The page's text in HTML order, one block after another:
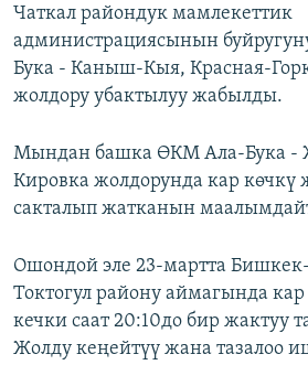
Чаткал райондук мамлекеттик
администрациясынын
Бука - Каныш-Кыя, Красная-
жолдору убактылуу жабылды.
Мындан башка ӨКМ Ала-Бука -
Кировка жолдорунда кар көчкү
сакталып жатканын
Ошондой эле 23-мартта
Токтогул району аймагында
кечки саат 20:10до бир жактуу
Жолду кеңейтүү жана тазалоо